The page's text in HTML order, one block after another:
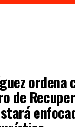
ordena
de